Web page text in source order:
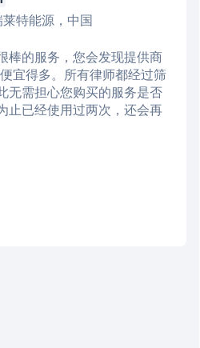
莱特能源，中国
棒的服务，您会发现提供商
宜得多。所有律师都经过筛
无需担心您购买的服务是否
止已经使用过两次，还会再